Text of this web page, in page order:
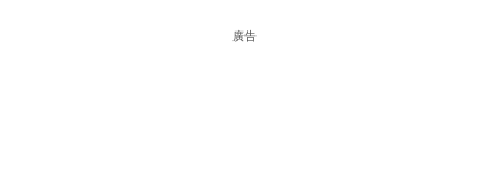
廣告